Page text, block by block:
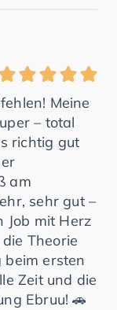
Meine
– total
richtig gut
am
sehr gut –
Job mit Herz
Theorie
ersten
Zeit und die
Ebruu! 🚗